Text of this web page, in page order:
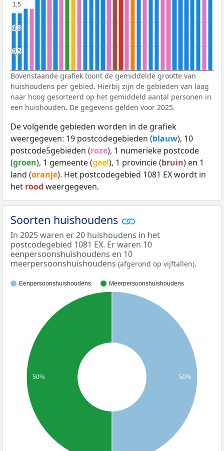
0,5
0,5
1,0
1,0
1,5
1,5
Bovenstaande grafiek toont de gemiddelde grootte van
huishoudens per gebied. Hierbij zijn de gebieden van laag
naar hoog gesorteerd op het gemiddeld aantal personen in
een huishouden. De gegevens gelden voor 2025.
De volgende gebieden worden in de grafiek
weergegeven: 19 postcodegebieden (blauw), 10
postcode5gebieden (roze), 1 numerieke postcode
(groen), 1 gemeente (geel), 1 provincie (bruin) en 1
land (oranje). Het postcodegebied 1081 EX wordt in
het rood weergegeven.
Soorten huishoudens
In 2025 waren er 20 huishoudens in het
postcodegebied 1081 EX. Er waren 10
eenpersoonshuishoudens en 10
meerpersoonshuishoudens (afgerond op vijftallen).
Eenpersoonshuishoudens Meerpersoonshuishoudens
50% 50%